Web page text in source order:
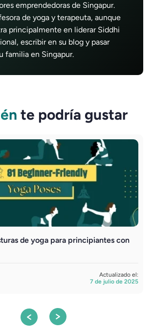
emprendedoras de Singapur.
de yoga y terapeuta, aunque
principalmente en liderar Siddhi
escribir en su blog y pasar
familia en Singapur.
te podría gustar
de yoga para principiantes con
Actualizado el:
7 de julio de 2025